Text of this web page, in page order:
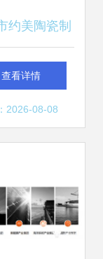
约美陶瓷制
网建设 数字
统陶瓷产业
查看详情
2026-08-08